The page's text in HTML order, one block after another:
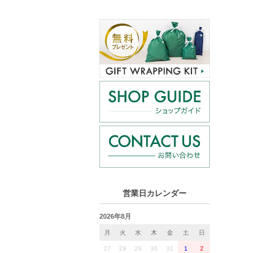
営業日カレンダー
2026年8月
月 火 水 木 金 土 日
27 28 29 30 31 1 2